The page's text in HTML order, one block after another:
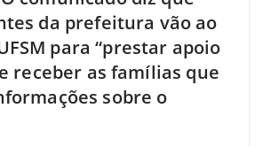
da prefeitura vão ao
para “prestar apoio
receber as famílias que
sobre o